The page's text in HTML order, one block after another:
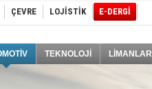
ÇEVRE LOJİSTİK E-DERGİ
TEKNOLOJİ LİMANLAR